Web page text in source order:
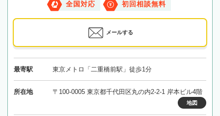
全国対応 初回相談無料
メールする
最寄駅 東京メトロ「二重橋前駅」徒歩1分
所在地 〒100-0005 東京都千代田区丸の内2-2-1 岸本ビル4階
地図